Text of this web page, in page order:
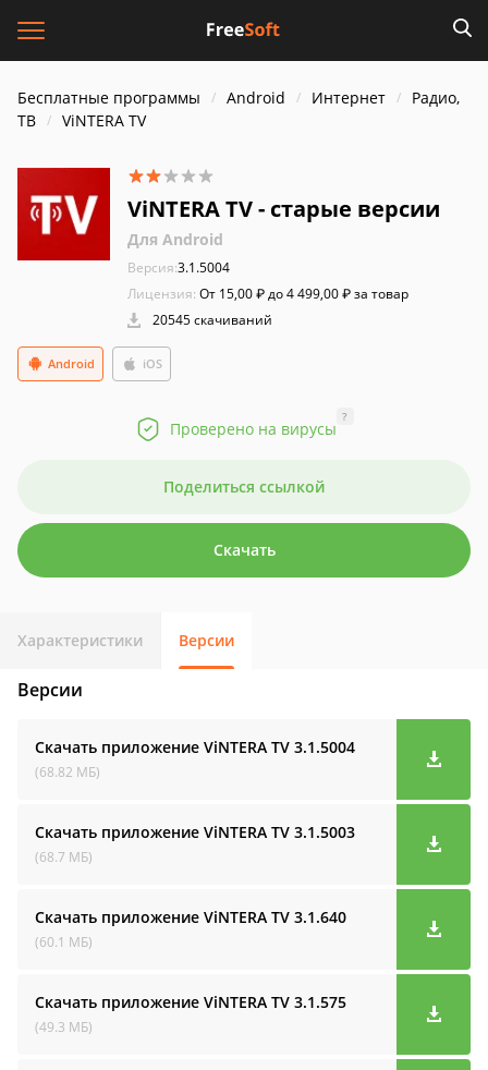
Бесплатные программы Android Интернет
Радио,
ТВ
ViNTERA TV
ViNTERA TV - старые версии
Для Android
Версия:3.1.5004
Лицензия: От 15,00 ₽ до 4 499,00 ₽ за товар
20545 скачиваний
Android iOS
Проверено на вирусы
?
Поделиться ссылкой
Скачать
Характеристики Версии
Версии
Скачать приложение ViNTERA TV 3.1.5004
(68.82 МБ)
Скачать приложение ViNTERA TV 3.1.5003
(68.7 МБ)
Скачать приложение ViNTERA TV 3.1.640
(60.1 МБ)
Скачать приложение ViNTERA TV 3.1.575
(49.3 МБ)